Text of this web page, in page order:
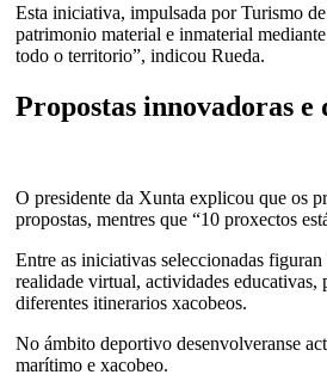
Esta iniciativa, impulsada por Turismo
patrimonio material e inmaterial
todo o territorio”, indicou Rueda.
Propostas innovadoras
O presidente da Xunta explicou que os
propostas, mentres que “10 proxectos
Entre as iniciativas seleccionadas
realidade virtual, actividades
diferentes itinerarios xacobeos.
No ámbito deportivo desenvolveranse
marítimo e xacobeo.